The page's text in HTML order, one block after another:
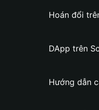
Hoán đổi
DApp trên
Hướng dẫn